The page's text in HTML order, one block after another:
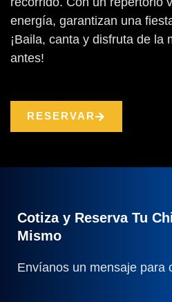
energía, garantizan una
¡Baila, canta y disfruta de la
antes!
RESERVAR
Cotiza y Reserva Tu
Mismo
Envíanos un mensaje para